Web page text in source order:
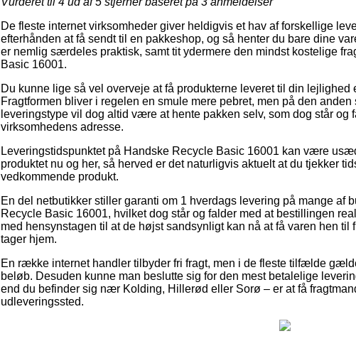
De fleste internet virksomheder giver heldigvis et hav af forskellige
efterhånden at få sendt til en pakkeshop, og så henter du bare dine
er nemlig særdeles praktisk, samt tit ydermere den mindst kostelige
Basic 16001.
Du kunne lige så vel overveje at få produkterne leveret til din lejlighed
Fragtformen bliver i regelen en smule mere pebret, men på den
leveringstype vil dog altid være at hente pakken selv, som dog står og
virksomhedens adresse.
Leveringstidspunktet på Handske Recycle Basic 16001 kan være
produktet nu og her, så herved er det naturligvis aktuelt at du tjekker
vedkommende produkt.
En del netbutikker stiller garanti om 1 hverdags levering på mange af
Recycle Basic 16001, hvilket dog står og falder med at bestillingen
med hensynstagen til at de højst sandsynligt kan nå at få varen hen til
tager hjem.
En række internet handler tilbyder fri fragt, men i de fleste tilfælde
beløb. Desuden kunne man beslutte sig for den mest betalelige
end du befinder sig nær Kolding, Hillerød eller Sorø – er at få
udleveringssted.